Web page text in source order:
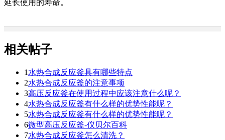
延长使用的寿命。
相关帖子
1 水热合成反应釜具有哪些特点
2水热合成反应釜的注意事项
3高压反应釜在使用过程中应该注意什么呢？
4水热合成反应釜有什么样的优势性能呢？
5水热合成反应釜有什么样的优势性能呢？
6微型高压反应釜-仪贝尔百科
7水热合成反应釜怎么清洗？